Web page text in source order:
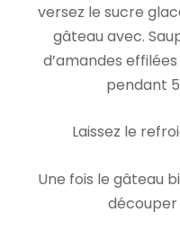
versez le sucre
gâteau avec.
d’amandes
pendant
Laissez le
Une fois le gâteau